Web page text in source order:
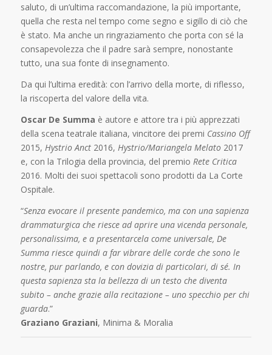
saluto, di un’ultima raccomandazione, la più importante,
quella che resta nel tempo come segno e sigillo di ciò che
è stato. Ma anche un ringraziamento che porta con sé la
consapevolezza che il padre sarà sempre, nonostante
tutto, una sua fonte di insegnamento.
Da qui l’ultima eredità: con l’arrivo della morte, di riflesso,
la riscoperta del valore della vita.
Oscar De Summa è autore e attore tra i più apprezzati
della scena teatrale italiana, vincitore dei premi Cassino Off
2015, Hystrio Anct2016, Hystrio/Mariangela Melato2017
e, con la Trilogia della provincia, del premio Rete Critica
2016. Molti dei suoi spettacoli sono prodotti da La Corte
Ospitale.
“Senza evocare il presente pandemico, ma con una sapienza
drammaturgica che riesce ad aprire una vicenda personale,
personalissima, e a presentarcela come universale, De
Summa riesce quindi a far vibrare delle corde che sono le
nostre, pur parlando, e con dovizia di particolari, di sé. In
questa sapienza sta la bellezza di un testo che diventa
subito – anche grazie alla recitazione – uno specchio per chi
guarda.”
Graziano Graziani, Minima & Moralia